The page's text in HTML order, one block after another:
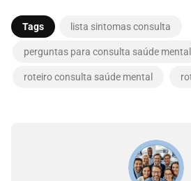
Tags lista sintomas consulta
perguntas para consulta saúde mental
roteiro consulta saúde mental